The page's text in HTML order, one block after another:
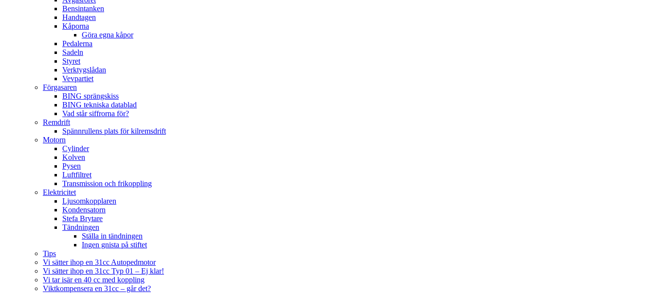
Bensintanken
Handtagen
Kåporna
Göra egna kåpor
Pedalerna
Sadeln
Styret
Verktygslådan
Vevpartiet
Förgasaren
BING sprängskiss
BING tekniska datablad
Vad står siffrorna för?
Remdrift
Spännrullens plats för kilremsdrift
Motorn
Cylinder
Kolven
Pysen
Luftfiltret
Transmission och frikoppling
Elektricitet
Ljusomkopplaren
Kondensatorn
Stefa Brytare
Tändningen
Ställa in tändningen
Ingen gnista på stiftet
Tips
Vi sätter ihop en 31cc Autopedmotor
Vi sätter ihop en 31cc Typ 01 – Ej klar!
Vi tar isär en 40 cc med koppling
Viktkompensera en 31cc – går det?